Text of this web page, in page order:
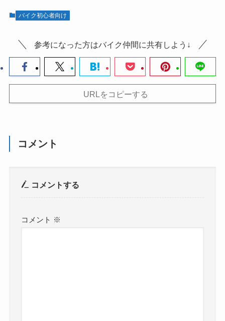
バイク初心者向け
参考になった方はバイク仲間に共有しよう↓
URLをコピーする
コメント
コメントする
コメント ※